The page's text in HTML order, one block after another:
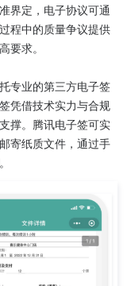
界定，电子协议可通
程中的质量争议提供
要求。
专业的第三方电子签
凭借技术实力与合规
撑。腾讯电子签可实
寄纸质文件，通过手